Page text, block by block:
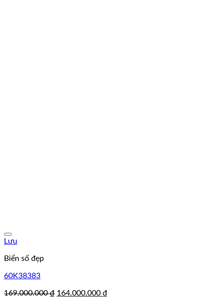
Lưu
Biển số đẹp
60K38383
169.000.000₫ Giá
164.000.000 ₫